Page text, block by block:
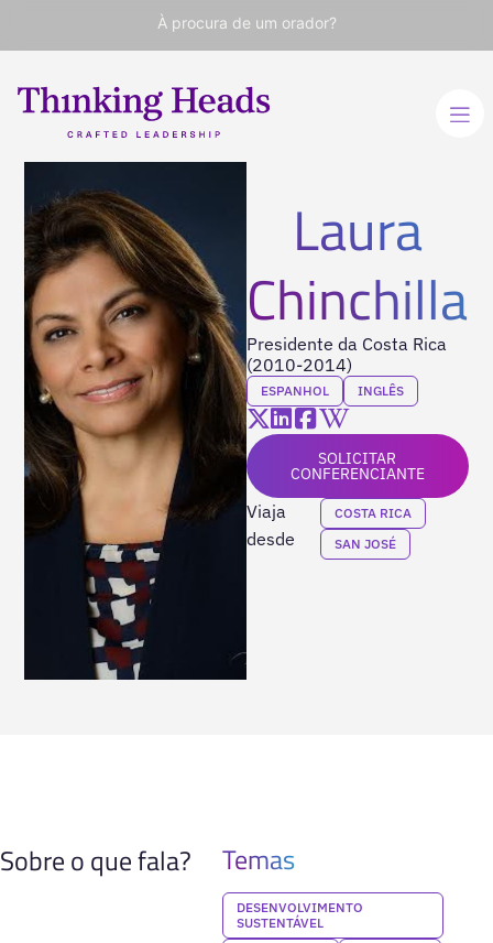
À procura de um orador?
Laura
Chinchilla
Presidente da Costa Rica
(2010-2014)
ESPANHOL INGLÊS
SOLICITAR
CONFERENCIANTE
Viaja
desde
COSTA RICA
SAN JOSÉ
Sobre o que fala? Temas
DESENVOLVIMENTO
SUSTENTÁVEL